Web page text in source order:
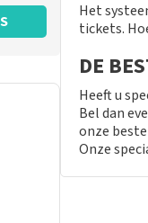
Het
tickets.
DE
Heeft u
Bel dan
onze
Onze